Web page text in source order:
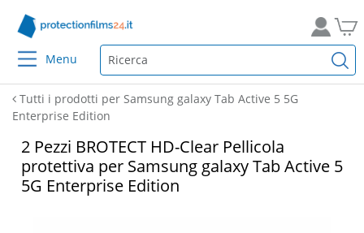
Menu
Tutti i prodotti per Samsung galaxy Tab Active 5 5G
Enterprise Edition
2 Pezzi BROTECT HD-Clear Pellicola
protettiva per Samsung galaxy Tab Active 5
5G Enterprise Edition